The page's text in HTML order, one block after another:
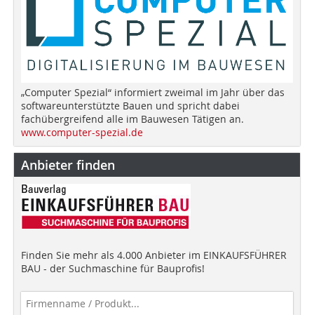
„Computer Spezial“ informiert zweimal im Jahr über das
softwareunterstützte Bauen und spricht dabei
fachübergreifend alle im Bauwesen Tätigen an.
www.computer-spezial.de
Anbieter finden
Finden Sie mehr als 4.000 Anbieter im EINKAUFSFÜHRER
BAU - der Suchmaschine für Bauprofis!